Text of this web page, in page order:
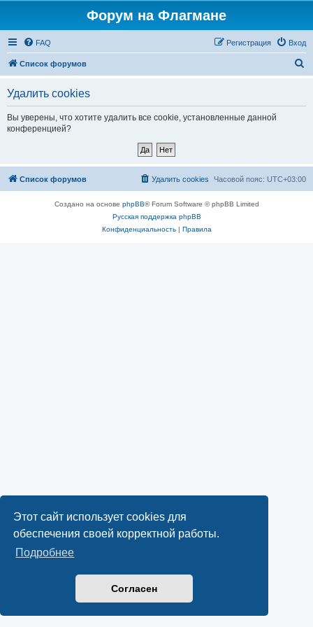
Этот сайт использует cookies для
обеспечения своей корректной работы.
Подробнее
Согласен
Форум на Флагмане
FAQ Вход
Регистрация
Список форумов
Удалить cookies
Вы уверены, что хотите удалить все cookie, установленные данной
конференцией?
Список форумов Часовой пояс: UTC+03:00
Удалить cookies
Создано на основе phpBB® Forum Software © phpBB Limited
Русская поддержка phpBB
Конфиденциальность| Правила